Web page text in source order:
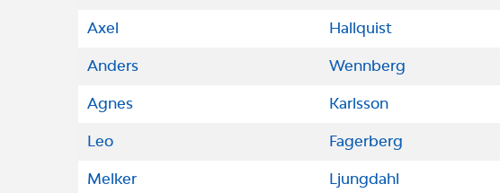
Axel Hallquist
Anders Wennberg
Agnes Karlsson
Leo Fagerberg
Melker Ljungdahl